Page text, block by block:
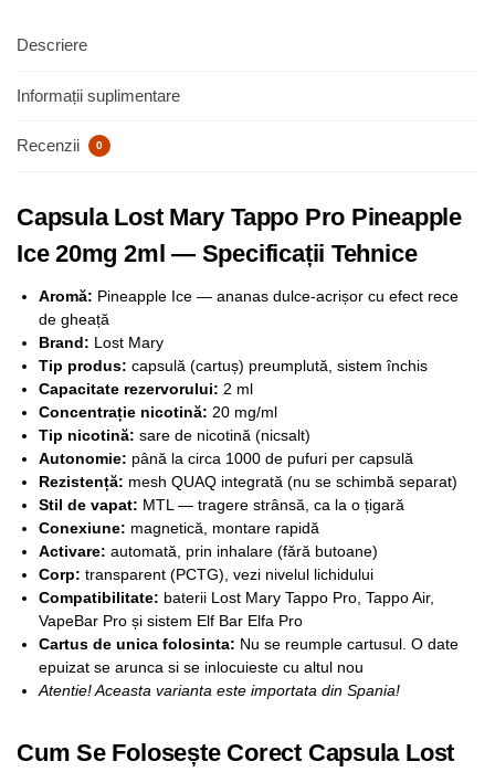
Descriere
Informații suplimentare
Recenzii 0
Capsula Lost Mary Tappo Pro Pineapple
Ice 20mg 2ml — Specificații Tehnice
Aromă: Pineapple Ice — ananas dulce-acrișor cu efect rece
de gheață
Brand: Lost Mary
Tip produs: capsulă (cartuș) preumplută, sistem închis
Capacitate rezervorului: 2 ml
Concentrație nicotină: 20 mg/ml
Tip nicotină: sare de nicotină (nicsalt)
Autonomie: până la circa 1000 de pufuri per capsulă
Rezistență: mesh QUAQ integrată (nu se schimbă separat)
Stil de vapat: MTL — tragere strânsă, ca la o țigară
Conexiune: magnetică, montare rapidă
Activare: automată, prin inhalare (fără butoane)
Corp: transparent (PCTG), vezi nivelul lichidului
Compatibilitate: baterii Lost Mary Tappo Pro, Tappo Air,
VapeBar Pro și sistem Elf Bar Elfa Pro
Cartus de unica folosinta: Nu se reumple cartusul. O date
epuizat se arunca si se inlocuieste cu altul nou
Atentie! Aceasta varianta este importata din Spania!
Cum Se Folosește Corect Capsula Lost